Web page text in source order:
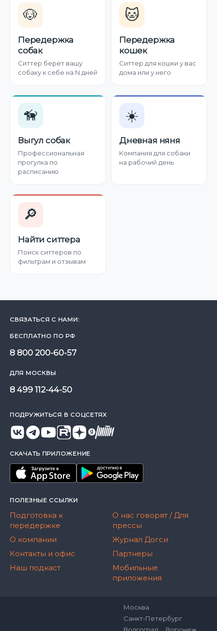
🐶
Передержка
собак
Ситтер берёт вашу
собаку к себе на N дней
🐱
Передержка
кошек
Ситтер для кошки у вас
дома или у него
🦮
Выгул собак
Профессиональная
прогулка по
расписанию
☀️
Дневная няня
Компания для собаки
на рабочий день
🔎
Найти ситтера
Поиск ситтеров по
фильтрам и отзывам
СВЯЗАТЬСЯ С НАМИ:
БЕСПЛАТНО ПО РФ
8 800 200-60-57
ДЛЯ МОСКВЫ
8 499 112-44-50
ПОДРУЖИТЬСЯ В СОЦСЕТЯХ
СКАЧАТЬ ПРИЛОЖЕНИЕ
ПОЛЕЗНЫЕ ССЫЛКИ
Подготовка к
передержке
О компании
Контакты и офис
Наш подкаст
О нас говорят / Для
прессы
Журнал Догси
Партнеры
Мобильные
приложения
Москва
Санкт-Петербург